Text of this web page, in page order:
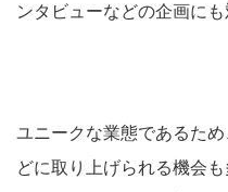
ンタビューなどの企画に
ユニークな業態であるた
どに取り上げられる機会